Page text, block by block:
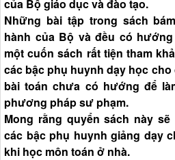
của Bộ giáo dục và đào tạo.
Những bài tập trong sách
hành của Bộ và đều có
một cuốn sách rất tiện tham
các bậc phụ huynh dạy học
bài toán chưa có hướng để
phương pháp sư phạm.
Mong rằng quyển sách này
các bậc phụ huynh giảng dạy
khi học môn toán ở nhà.